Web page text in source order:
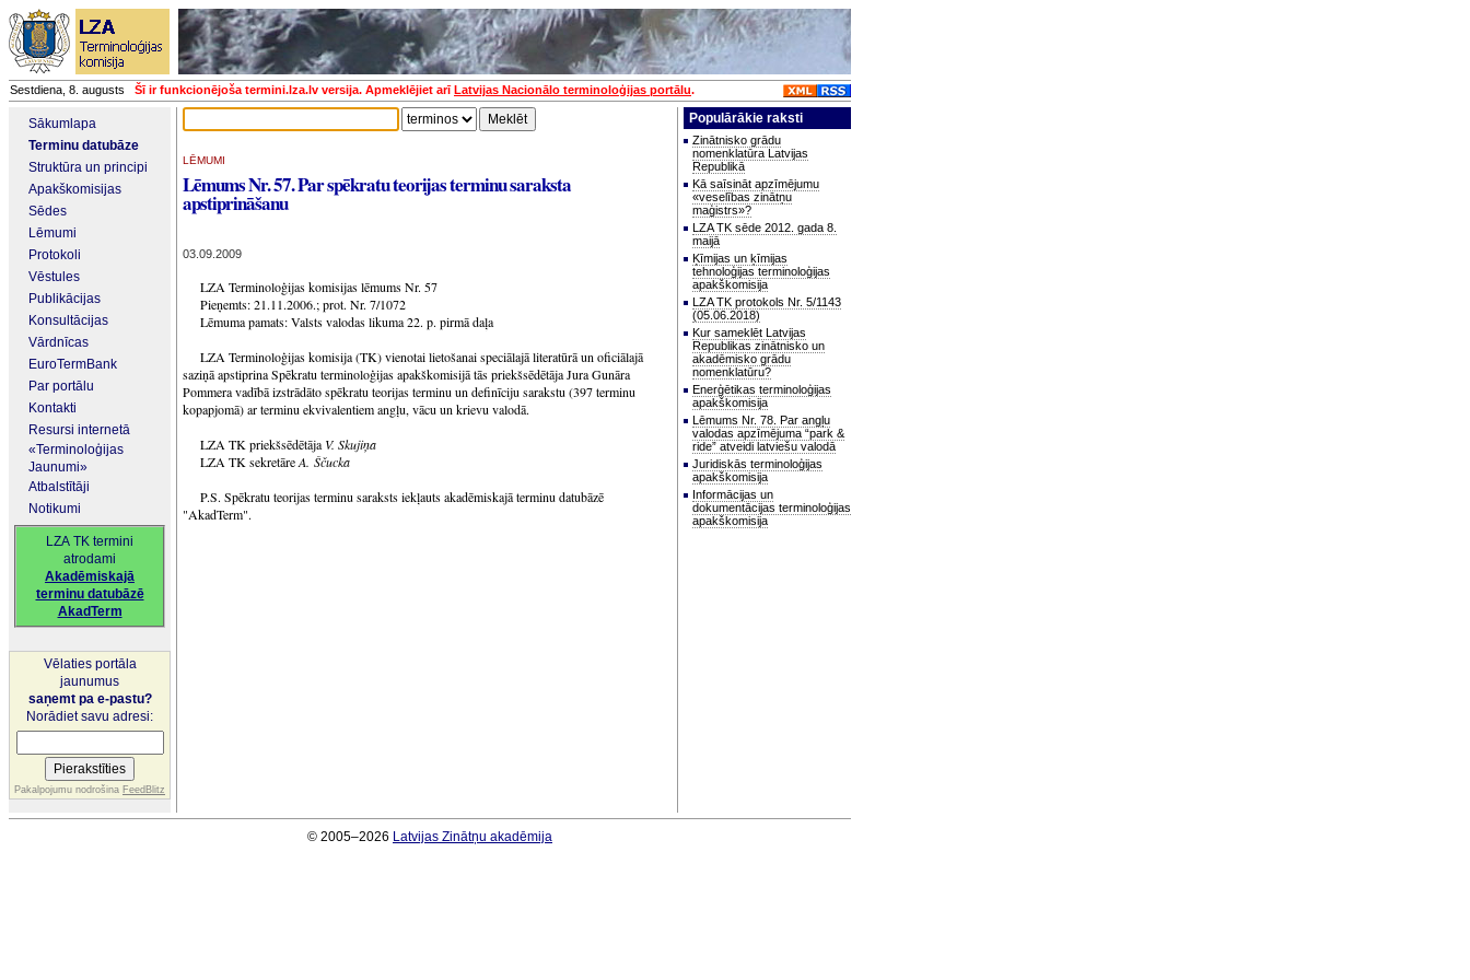
Sestdiena, 8. augusts Šī ir funkcionējoša termini.lza.lv versija. Apmeklējiet arīLatvijas Nacionālo terminoloģijas portālu.
Sākumlapa
Terminu datubāze
Struktūra un principi
Apakškomisijas
Sēdes
Lēmumi
Protokoli
Vēstules
Publikācijas
Konsultācijas
Vārdnīcas
EuroTermBank
Par portālu
Kontakti
Resursi internetā
«Terminoloģijas
Jaunumi»
Atbalstītāji
Notikumi
LZA TK termini
atrodami
Akadēmiskajā
terminu datubāzē
AkadTerm
Vēlaties portāla
jaunumus
saņemt pa e-pastu?
Norādiet savu adresi:
Pakalpojumu nodrošina FeedBlitz
LĒMUMI
Lēmums Nr. 57. Par spēkratu teorijas terminu saraksta
apstiprināšanu
03.09.2009
LZA Terminoloģijas komisijas lēmums Nr. 57
Pieņemts: 21.11.2006.; prot. Nr. 7/1072
Lēmuma pamats: Valsts valodas likuma 22. p. pirmā daļa
LZA Terminoloģijas komisija (TK) vienotai lietošanai speciālajā literatūrā un oficiālajā
saziņā apstiprina Spēkratu terminoloģijas apakškomisijā tās priekšsēdētāja Jura Gunāra
Pommera vadībā izstrādāto spēkratu teorijas terminu un definīciju sarakstu (397 terminu
kopapjomā) ar terminu ekvivalentiem angļu, vācu un krievu valodā.
LZA TK priekšsēdētāja V. Skujiņa
LZA TK sekretāreA. Ščucka
P.S. Spēkratu teorijas terminu saraksts iekļauts akadēmiskajā terminu datubāzē
"AkadTerm".
Populārākie raksti
Zinātnisko grādu
nomenklatūra Latvijas
Republikā
Kā saīsināt apzīmējumu
«veselības zinātņu
maģistrs»?
LZA TK sēde 2012. gada 8.
maijā
Ķīmijas un ķīmijas
tehnoloģijas terminoloģijas
apakškomisija
LZA TK protokols Nr. 5/1143
(05.06.2018)
Kur sameklēt Latvijas
Republikas zinātnisko un
akadēmisko grādu
nomenklatūru?
Enerģētikas terminoloģijas
apakškomisija
Lēmums Nr. 78. Par angļu
valodas apzīmējuma “park &
ride” atveidi latviešu valodā
Juridiskās terminoloģijas
apakškomisija
Informācijas un
dokumentācijas terminoloģijas
apakškomisija
© 2005–2026 Latvijas Zinātņu akadēmija